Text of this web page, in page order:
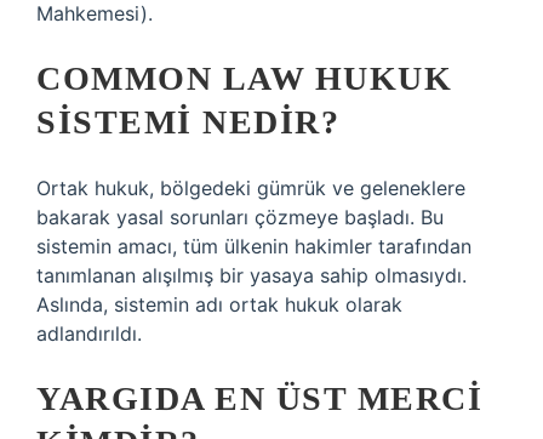
Mahkemesi).
COMMON LAW HUKUK
SISTEMI NEDIR?
Ortak hukuk, bölgedeki gümrük ve geleneklere
bakarak yasal sorunları çözmeye başladı. Bu
sistemin amacı, tüm ülkenin hakimler tarafından
tanımlanan alışılmış bir yasaya sahip olmasıydı.
Aslında, sistemin adı ortak hukuk olarak
adlandırıldı.
YARGIDA EN ÜST MERCI